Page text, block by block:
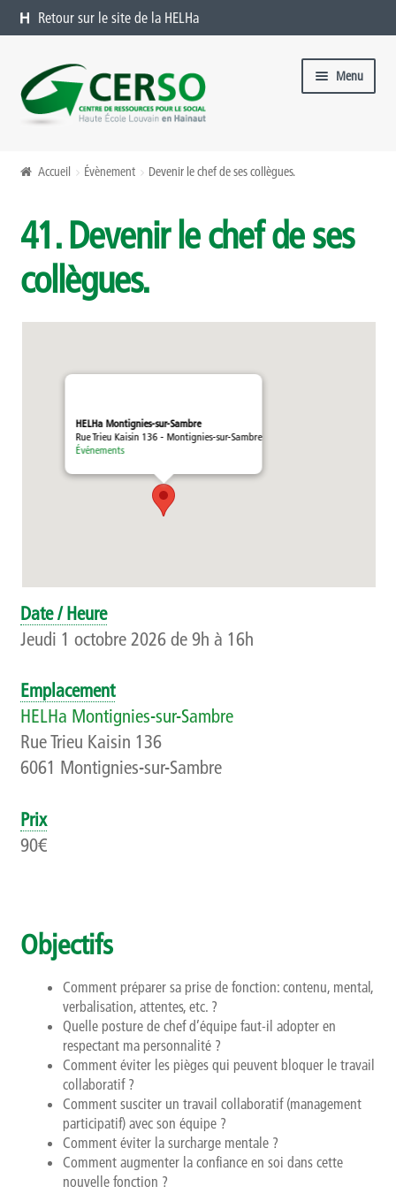
Retour sur le site de la HELHa
Aller à la navigation
Aller au contenu Menu
Formations à venir
Formations passées
Organiser une formation chez vous
Offres sur mesure
Témoignages
Méthodologie
Recherche
Présentation
Projets
Publications
Événements
Qui sommes-nous ?
Présentation
Finalités, objectifs et balises déontologiques
Contact
Newsletter
Accueil Évènement Devenir le chef de ses collègues.
41. Devenir le chef de ses
collègues.
HELHa Montignies-sur-Sambre
Rue Trieu Kaisin 136 - Montignies-sur-Sambre
Événements
Date / Heure
Jeudi 1 octobre 2026 de 9h à 16h
Emplacement
HELHa Montignies-sur-Sambre
Rue Trieu Kaisin 136
6061 Montignies-sur-Sambre
Prix
90€
Objectifs
Comment préparer sa prise de fonction: contenu, mental,
verbalisation, attentes, etc. ?
Quelle posture de chef d’équipe faut-il adopter en
respectant ma personnalité ?
Comment éviter les pièges qui peuvent bloquer le travail
collaboratif ?
Comment susciter un travail collaboratif (management
participatif) avec son équipe ?
Comment éviter la surcharge mentale ?
Comment augmenter la confiance en soi dans cette
nouvelle fonction ?